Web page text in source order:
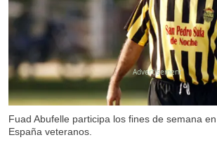
Fuad Abufelle participa los fines de semana
España veteranos.